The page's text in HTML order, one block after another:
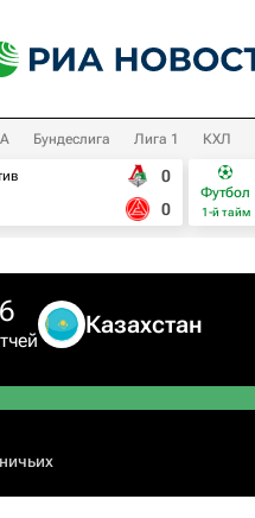
Бундеслига Лига 1 КХЛ
0
0
Футбол
1-й тайм
6 Казахстан